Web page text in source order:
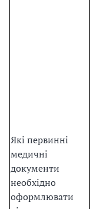
Які первинні
медичні
документи
необхідно
оформлювати